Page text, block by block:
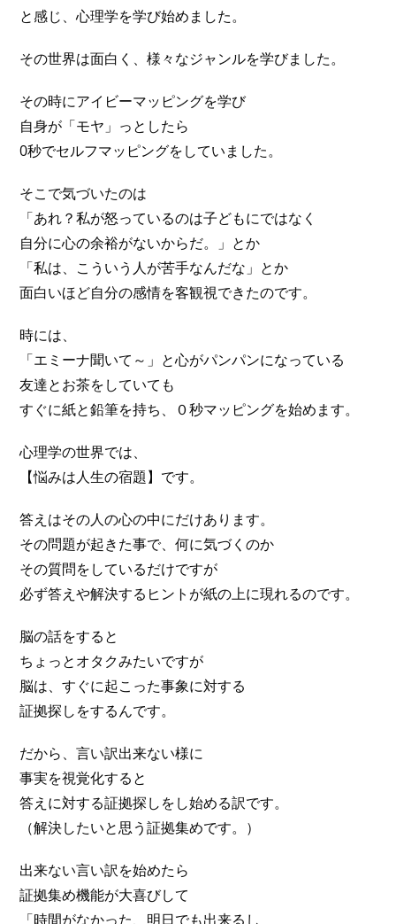
と感じ、心理学を学び始めました。
その世界は面白く、様々なジャンルを学びました。
その時にアイビーマッピングを学び
自身が「モヤ」っとしたら
0秒でセルフマッピングをしていました。
そこで気づいたのは
「あれ？私が怒っているのは子どもにではなく
自分に心の余裕がないからだ。」とか
「私は、こういう人が苦手なんだな」とか
面白いほど自分の感情を客観視できたのです。
時には、
「エミーナ聞いて～」と心がパンパンになっている
友達とお茶をしていても
すぐに紙と鉛筆を持ち、０秒マッピングを始めます。
心理学の世界では、
【悩みは人生の宿題】です。
答えはその人の心の中にだけあります。
その問題が起きた事で、何に気づくのか
その質問をしているだけですが
必ず答えや解決するヒントが紙の上に現れるのです。
脳の話をすると
ちょっとオタクみたいですが
脳は、すぐに起こった事象に対する
証拠探しをするんです。
だから、言い訳出来ない様に
事実を視覚化すると
答えに対する証拠探しをし始める訳です。
（解決したいと思う証拠集めです。）
出来ない言い訳を始めたら
証拠集め機能が大喜びして
「時間がなかった、明日でも出来るし